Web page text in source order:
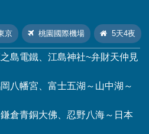
京 桃園國際機場 5天4夜
島電鐵、江島神社~弁財天仲見
八幡宮、富士五湖～山中湖～
倉青銅大佛、忍野八海～日本